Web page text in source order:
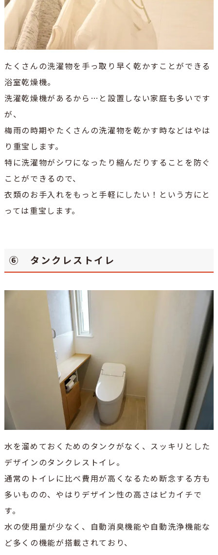
たくさんの洗濯物を手っ取り早く乾かすことができる
浴室乾燥機。
洗濯乾燥機があるから…と設置しない家庭も多いです
が、
梅雨の時期やたくさんの洗濯物を乾かす時などはやは
り重宝します。
特に洗濯物がシワになったり縮んだりすることを防ぐ
ことができるので、
衣類のお手入れをもっと手軽にしたい！という方にと
っては重宝します。
⑥ タンクレストイレ
水を溜めておくためのタンクがなく、スッキリとした
デザインのタンクレストイレ。
通常のトイレに比べ費用が高くなるため断念する方も
多いものの、やはりデザイン性の高さはピカイチで
す。
水の使用量が少なく、自動消臭機能や自動洗浄機能な
ど多くの機能が搭載されており、